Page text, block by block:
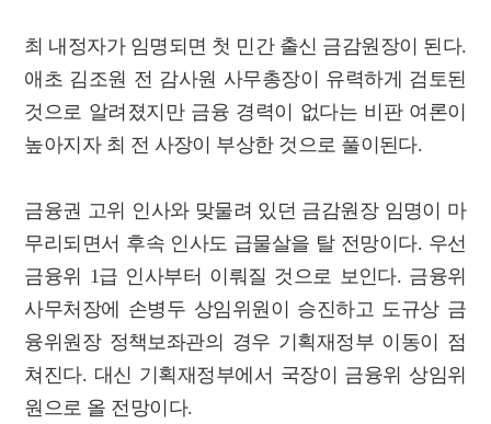
최 내정자가 임명되면 첫 민간 출신 금감원장이 된다.
애초 김조원 전 감사원 사무총장이 유력하게 검토된
것으로 알려졌지만 금융 경력이 없다는 비판 여론이
높아지자 최 전 사장이 부상한 것으로 풀이된다.
금융권 고위 인사와 맞물려 있던 금감원장 임명이 마
무리되면서 후속 인사도 급물살을 탈 전망이다. 우선
금융위 1급 인사부터 이뤄질 것으로 보인다. 금융위
사무처장에 손병두 상임위원이 승진하고 도규상 금
융위원장 정책보좌관의 경우 기획재정부 이동이 점
쳐진다. 대신 기획재정부에서 국장이 금융위 상임위
원으로 올 전망이다.